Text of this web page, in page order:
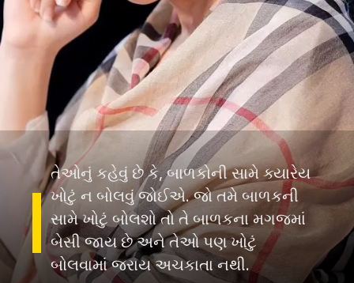
તેઓનું કહેવું છે કે, બાળકોની સામે ક્યારેય
ખોટું ન બોલવું જોઈએ. જો તમે બાળકની
સામે ખોટું બોલશો તો તે બાળકના મગજમાં
બેસી જાય છે અને તેઓ પણ ખોટું
બોલવામાં જરાય અચકાતા નથી.